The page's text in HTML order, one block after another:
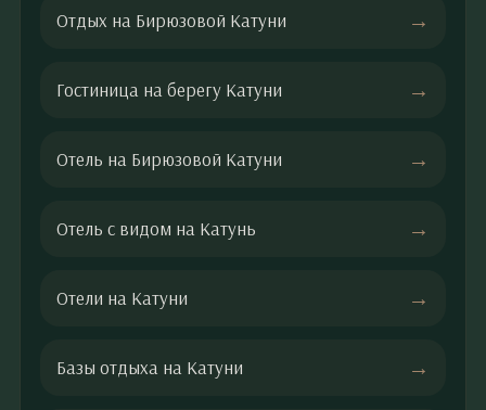
Отдых на Бирюзовой Катуни
Гостиница на берегу Катуни
Отель на Бирюзовой Катуни
Отель с видом на Катунь
Отели на Катуни
Базы отдыха на Катуни